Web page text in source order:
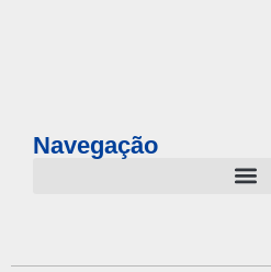
Navegação